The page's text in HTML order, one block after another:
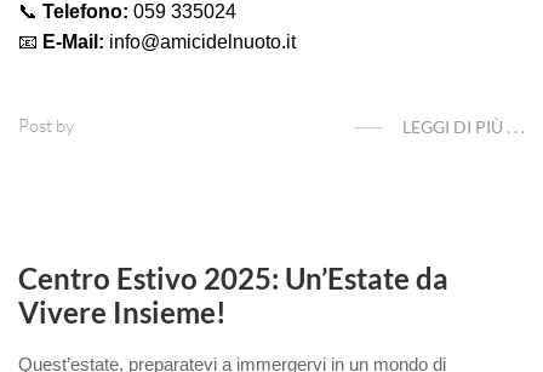
📞 Telefono: 059 335024
📧 E-Mail: info@amicidelnuoto.it
Post by LEGGI DI PIÙ . . .
Centro Estivo 2025: Un’Estate da
Vivere Insieme!
Quest’estate, preparatevi a immergervi in un mondo di